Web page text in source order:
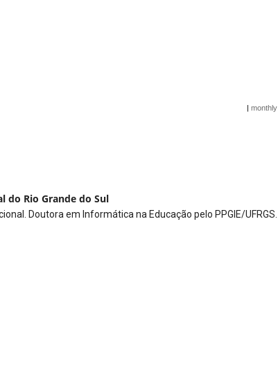
|monthly
do Rio Grande do Sul
Doutora em Informática na Educação pelo PPGIE/UFRGS.